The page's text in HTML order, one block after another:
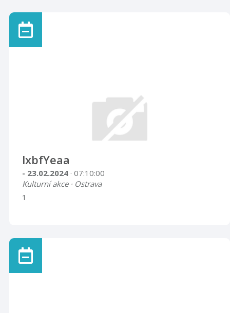
lxbfYeaa
- 23.02.2024 · 07:10:00
Kulturní akce · Ostrava
1